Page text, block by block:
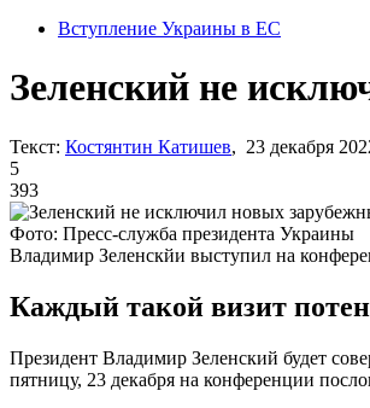
Вступление Украины в ЕС
Зеленский не
Текст: Костянтин Катишев, 23 декабря
5
393
Фото: Пресс-служба президента Украины
Владимир Зеленскйи выступил на
Каждый такой визит
Президент Владимир Зеленский будет
пятницу, 23 декабря на конференции